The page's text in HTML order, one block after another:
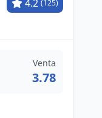
4.2 (125)
Venta
3.78